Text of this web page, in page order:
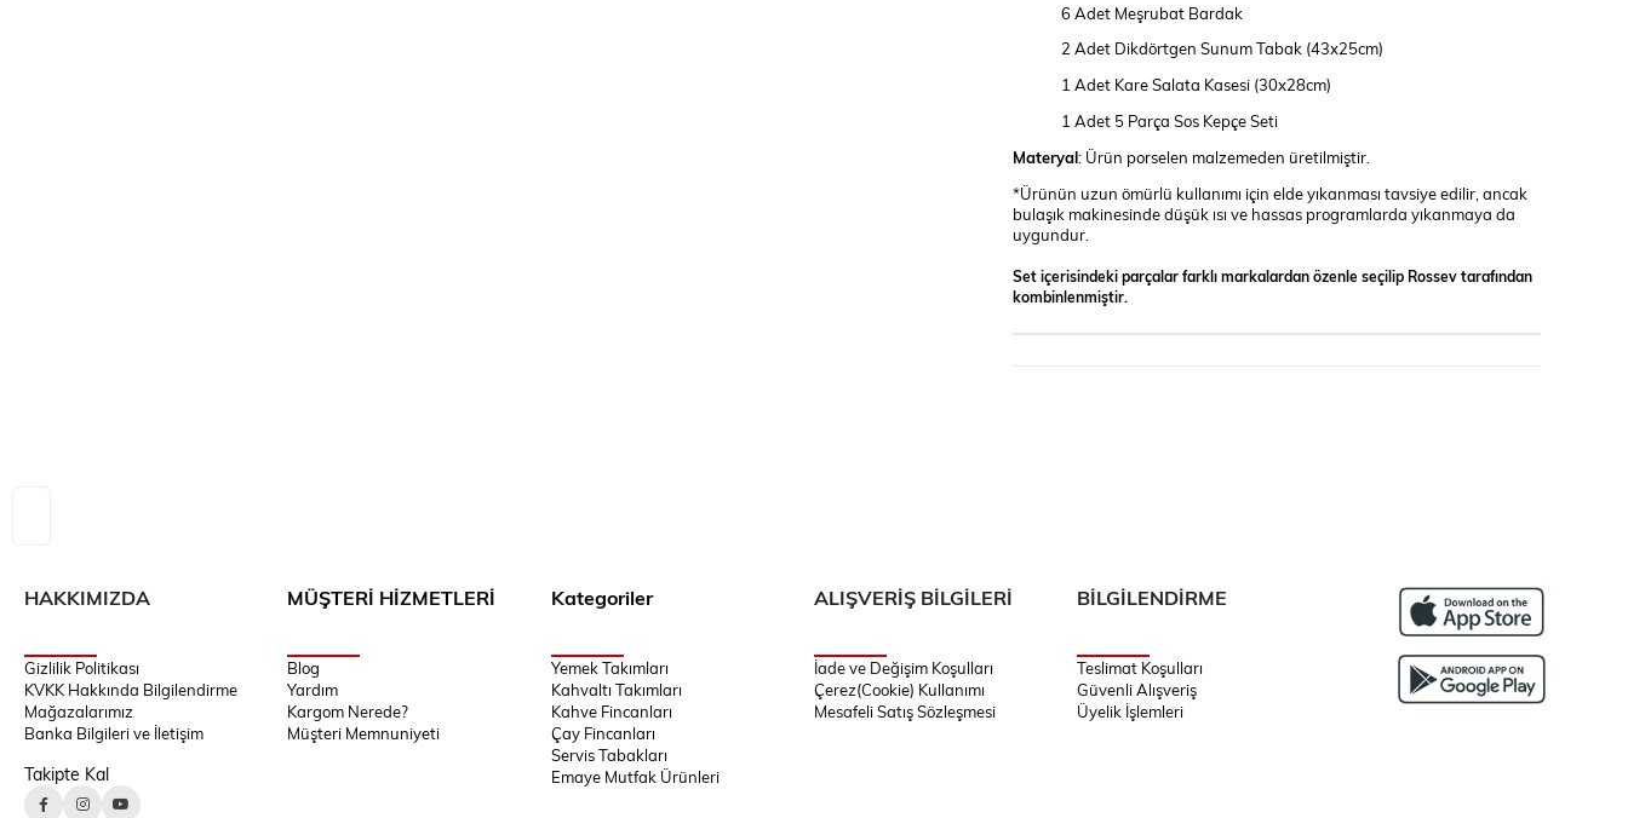
6 Adet Meşrubat Bardak
2 Adet Dikdörtgen Sunum Tabak (43x25cm)
1 Adet Kare Salata Kasesi (30x28cm)
1 Adet 5 Parça Sos Kepçe Seti
Materyal: Ürün porselen malzemeden üretilmiştir.
*Ürünün uzun ömürlü kullanımı için elde yıkanması tavsiye edilir, ancak
bulaşık makinesinde düşük ısı ve hassas programlarda yıkanmaya da
uygundur.
Set içerisindeki parçalar farklı markalardan özenle seçilip Rossev tarafından
kombinlenmiştir.
HAKKIMIZDA
Gizlilik Politikası
KVKK Hakkında Bilgilendirme
Mağazalarımız
Banka Bilgileri ve İletişim
Takipte Kal
MÜŞTERİ HİZMETLERİ
Blog
Yardım
Kargom Nerede?
Müşteri Memnuniyeti
Kategoriler
Yemek Takımları
Kahvaltı Takımları
Kahve Fincanları
Çay Fincanları
Servis Tabakları
Emaye Mutfak Ürünleri
ALIŞVERİŞ BİLGİLERİ
İade ve Değişim Koşulları
Çerez(Cookie) Kullanımı
Mesafeli Satış Sözleşmesi
BİLGİLENDİRME
Teslimat Koşulları
Güvenli Alışveriş
Üyelik İşlemleri